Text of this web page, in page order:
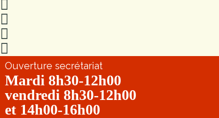
Ouverture secrétariat
Mardi 8h30-12h00
vendredi 8h30-12h00
et 14h00-16h00